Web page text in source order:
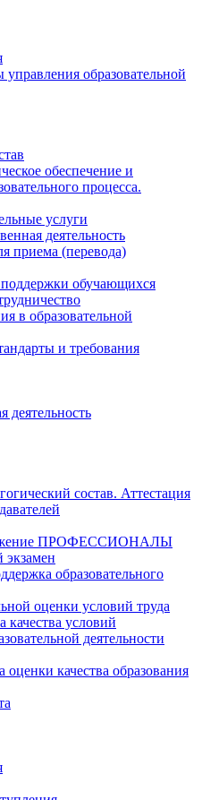
образовательной
обеспечение и
процесса.
услуги
деятельность
приема (перевода)
обучающихся
в образовательной
и требования
деятельность
состав. Аттестация
ПРОФЕССИОНАЛЫ
образовательного
оценки условий труда
качества условий
деятельности
оценки качества образования